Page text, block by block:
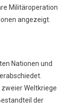
Militäroperation
angezeigt.
Nationen und
Weltkriege
der